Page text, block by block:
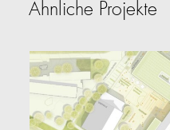
Ähnliche Projekte